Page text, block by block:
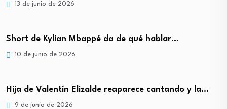
13 de junio de 2026
Short de Kylian Mbappé da de qué hablar…
10 de junio de 2026
Hija de Valentín Elizalde reaparece cantando y la…
9 de junio de 2026